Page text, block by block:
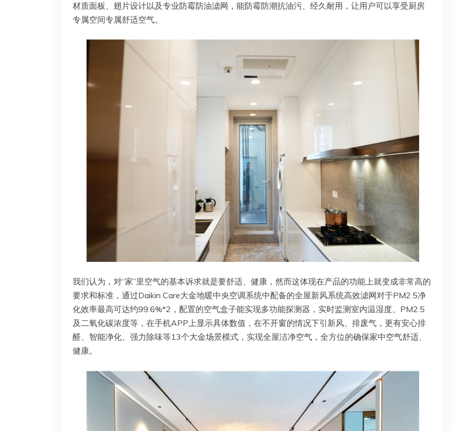
材质面板、翅片设计以及专业防霉防油滤网，能防霉防潮抗油污、经久耐用，让用户可以享受厨房
专属空间专属舒适空气。
我们认为，对“家”里空气的基本诉求就是要舒适、健康，然而这体现在产品的功能上就变成非常高的
要求和标准，通过Daikin Care大金地暖中央空调系统中配备的全屋新风系统高效滤网对于PM2.5净
化效率最高可达约99.6%*2，配置的空气盒子能实现多功能探测器，实时监测室内温湿度、PM2.5
及二氧化碳浓度等，在手机APP上显示具体数值，在不开窗的情况下引新风、排废气，更有安心排
醛、智能净化、强力除味等13个大金场景模式，实现全屋洁净空气，全方位的确保家中空气舒适、
健康。